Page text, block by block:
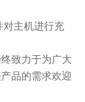
主机进行充
致力于为广大
品的需求欢迎